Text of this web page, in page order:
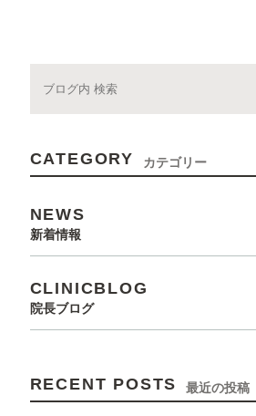
CATEGORY カテゴリー
NEWS
新着情報
CLINICBLOG
院長ブログ
RECENT POSTS 最近の投稿